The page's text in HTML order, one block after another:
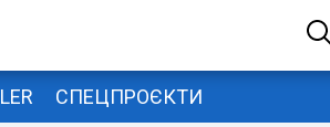
СПЕЦПРОЄКТИ